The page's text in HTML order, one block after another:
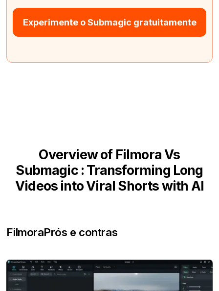
Experimente o Submagic gratuitamente
Overview of Filmora Vs
Submagic : Transforming Long
Videos into Viral Shorts with AI
FilmoraPrós e contras